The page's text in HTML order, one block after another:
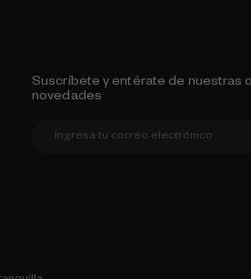
Suscríbete y entérate de nuestras
novedades